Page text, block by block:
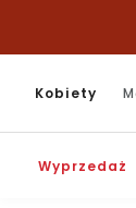
Kobiety
Wyprzedaż